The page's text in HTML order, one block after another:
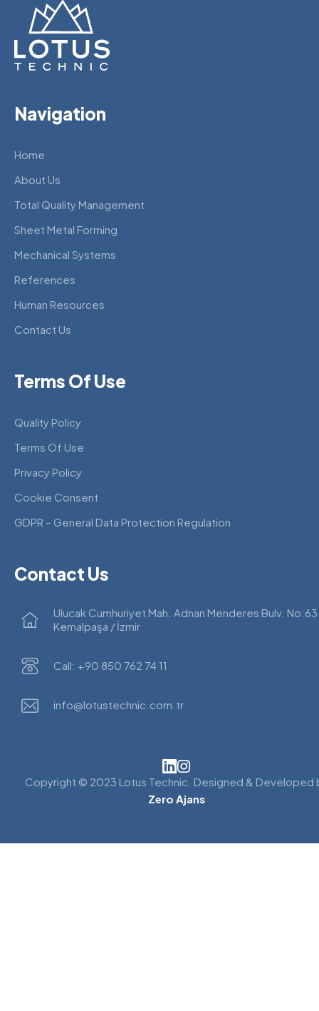
Navigation
Home
About Us
Total Quality Management
Sheet Metal Forming
Mechanical Systems
References
Human Resources
Contact Us
Terms Of Use
Quality Policy
Terms Of Use
Privacy Policy
Cookie Consent
GDPR – General Data Protection Regulation
Contact Us
Ulucak Cumhuriyet Mah. Adnan Menderes Bulv. No:63
Kemalpaşa / İzmir
Call: +90 850 762 74 11
info@lotustechnic.com.tr
Copyright © 2023 Lotus Technic. Designed & Developed
Zero Ajans